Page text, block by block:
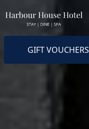
GIFT VOUCHERS